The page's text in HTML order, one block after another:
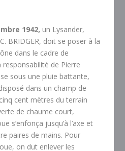
1942, un Lysander,
BRIDGER, doit se poser à la
dans le cadre de
responsabilité de Pierre
sous une pluie battante,
dans un champ de
cent mètres du terrain
de chaume court,
s’enfonça jusqu’à l’axe et
paires de mains. Pour
on dut enlever les